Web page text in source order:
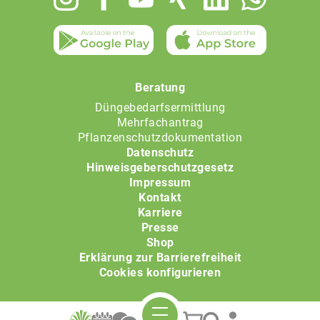
Beratung
Düngebedarfsermittlung
Mehrfachantrag
Pflanzenschutzdokumentation
Datenschutz
Hinweisgeberschutzgesetz
Impressum
Kontakt
Karriere
Presse
Shop
Erklärung zur Barrierefreiheit
Cookies konfigurieren